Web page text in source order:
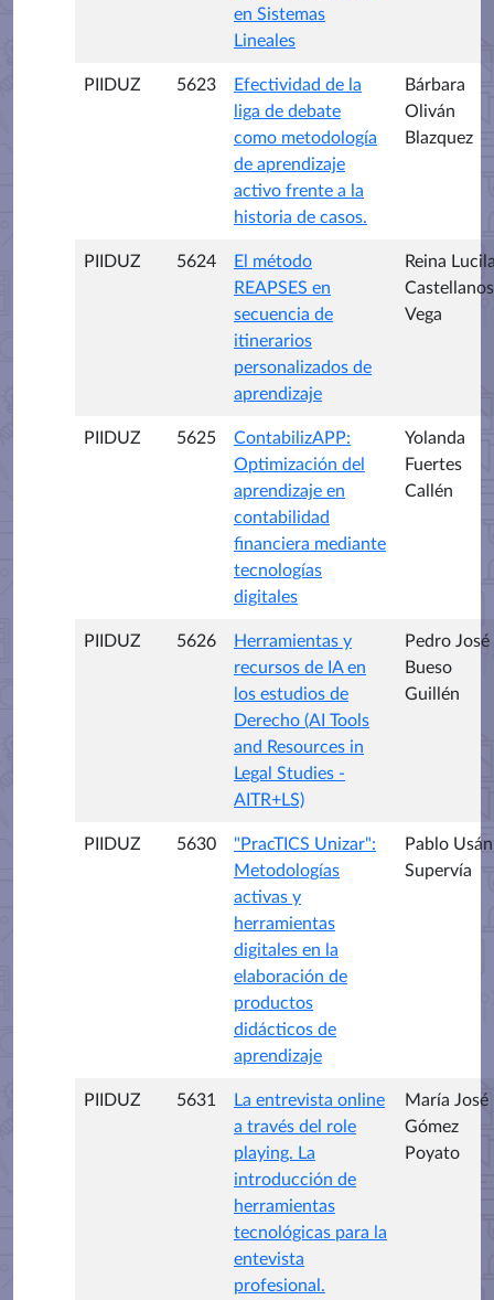
en Sistemas
Lineales
PIIDUZ 5623
Efectividad de la
liga de debate
como metodología
de aprendizaje
activo frente a la
historia de casos.
Bárbara
Oliván
Blazquez
PIIDUZ 5624
El método
REAPSES en
secuencia de
itinerarios
personalizados de
aprendizaje
Reina
Castellanos
Vega
PIIDUZ 5625
ContabilizAPP:
Optimización del
aprendizaje en
contabilidad
financiera mediante
tecnologías
digitales
Yolanda
Fuertes
Callén
PIIDUZ 5626
Herramientas y
recursos de IA en
los estudios de
Derecho (AI Tools
and Resources in
Legal Studies -
AITR+LS)
Pedro José
Bueso
Guillén
PIIDUZ 5630
"PracTICS Unizar":
Metodologías
activas y
herramientas
digitales en la
elaboración de
productos
didácticos de
aprendizaje
Pablo Usán
Supervía
PIIDUZ 5631
La entrevista online
a través del role
playing. La
introducción de
herramientas
tecnológicas para la
entevista
profesional.
María José
Gómez
Poyato